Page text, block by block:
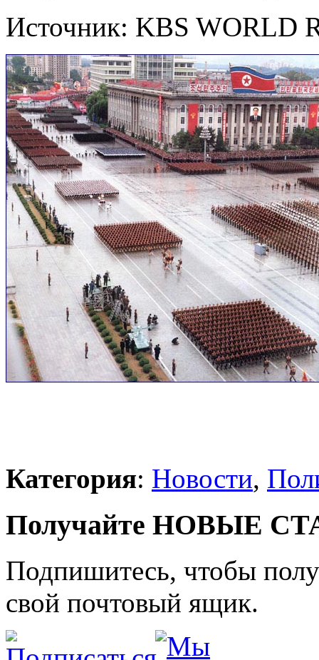
Источник: KBS WORLD
Категория: Новости,
Получайте НОВЫЕ
Подпишитесь, чтобы
свой почтовый ящик.